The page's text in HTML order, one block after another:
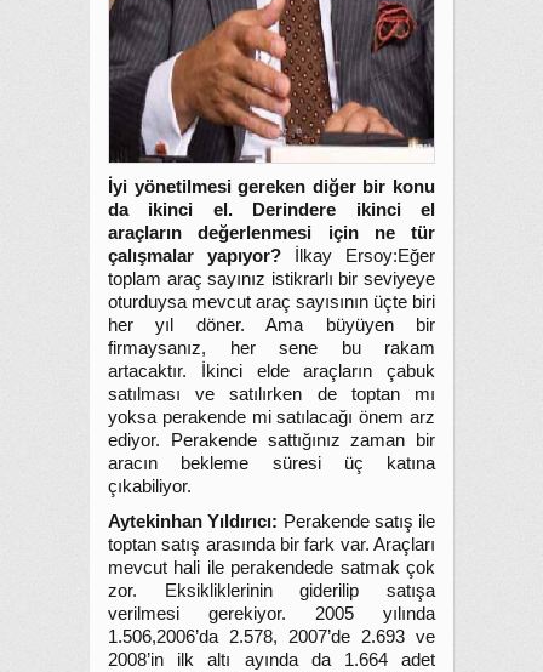
İyi yönetilmesi gereken diğer bir konu
da ikinci el. Derindere ikinci el
araçların değerlenmesi için ne tür
çalışmalar yapıyor? İlkay Ersoy:Eğer
toplam araç sayınız istikrarlı bir seviyeye
oturduysa mevcut araç sayısının üçte biri
her yıl döner. Ama büyüyen bir
firmaysanız, her sene bu rakam
artacaktır. İkinci elde araçların çabuk
satılması ve satılırken de toptan mı
yoksa perakende mi satılacağı önem arz
ediyor. Perakende sattığınız zaman bir
aracın bekleme süresi üç katına
çıkabiliyor.
Aytekinhan Yıldırıcı: Perakende satış ile
toptan satış arasında bir fark var. Araçları
mevcut hali ile perakendede satmak çok
zor. Eksikliklerinin giderilip satışa
verilmesi gerekiyor. 2005 yılında
1.506,2006’da 2.578, 2007’de 2.693 ve
2008’in ilk altı ayında da 1.664 adet